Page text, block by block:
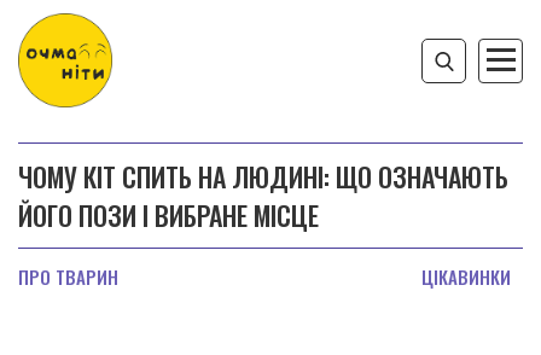
ЧОМУ КІТ СПИТЬ НА ЛЮДИНІ: ЩО ОЗНАЧАЮТЬ
ЙОГО ПОЗИ І ВИБРАНЕ МІСЦЕ
ПРО ТВАРИН ЦІКАВИНКИ